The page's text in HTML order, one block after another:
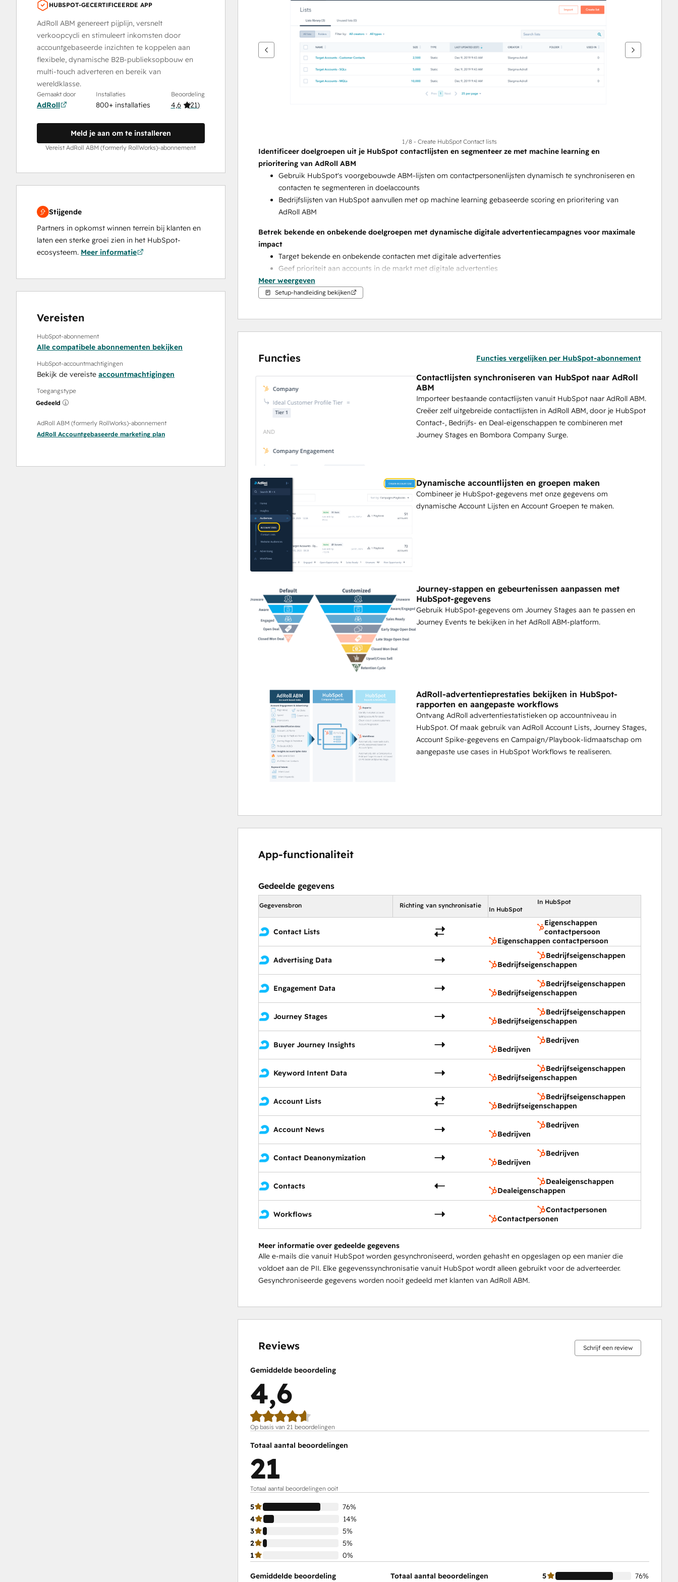
HUBSPOT-GECERTIFICEERDE APP
AdRoll ABM genereert pijplijn, versnelt
verkoopcycli en stimuleert inkomsten door
accountgebaseerde inzichten te koppelen aan
flexibele, dynamische B2B-publieksopbouw en
multi-touch adverteren en bereik van
wereldklasse.
Gemaakt door
AdRoll
Installaties
800+ installaties
Beoordeling
4,6 (21)
Meld je aan om te installeren
Vereist AdRoll ABM (formerly RollWorks)-abonnement
Stijgende
Partners in opkomst winnen terrein bij klanten en
laten een sterke groei zien in het HubSpot-
ecosysteem. Meer informatie
Vereisten
HubSpot-abonnement
Alle compatibele abonnementen bekijken
HubSpot-accountmachtigingen
Bekijk de vereiste accountmachtigingen
Toegangstype
Gedeeld
AdRoll ABM (formerly RollWorks)-abonnement
AdRoll Accountgebaseerde marketing plan
te
geven
1/8 - Create HubSpot Contact lists
Identificeer doelgroepen uit je HubSpot contactlijsten en segmenteer ze met machine learning en
prioritering van AdRoll ABM
Gebruik HubSpot's voorgebouwde ABM-lijsten om contactpersonenlijsten dynamisch te synchroniseren en
contacten te segmenteren in doelaccounts
Bedrijfslijsten van HubSpot aanvullen met op machine learning gebaseerde scoring en prioritering van
AdRoll ABM
Betrek bekende en onbekende doelgroepen met dynamische digitale advertentiecampagnes voor maximale
impact
Target bekende en onbekende contacten met digitale advertenties
Geef prioriteit aan accounts in de markt met digitale advertenties
Bekijk en meet de prestaties van advertentiecampagnes rechtstreeks binnen HubSpot
Bekijk account-level advertentie & website engagement statistieken van AdRoll ABM in HubSpot en activeer
Account engagement signalen ontdekken voor prioritering en personalisering van outreach met Sales
Bekijk Account Spike en Journey Events gegevens in HubSpot
Meer weergeven
Setup-handleiding bekijken
Functies Functies vergelijken per HubSpot-abonnement
Contactlijsten synchroniseren van HubSpot naar AdRoll
ABM
Importeer bestaande contactlijsten vanuit HubSpot naar AdRoll ABM.
Creëer zelf uitgebreide contactlijsten in AdRoll ABM, door je HubSpot
Contact-, Bedrijfs- en Deal-eigenschappen te combineren met
Journey Stages en Bombora Company Surge.
Dynamische accountlijsten en groepen maken
Combineer je HubSpot-gegevens met onze gegevens om
dynamische Account Lijsten en Account Groepen te maken.
Journey-stappen en gebeurtenissen aanpassen met
HubSpot-gegevens
Gebruik HubSpot-gegevens om Journey Stages aan te passen en
Journey Events te bekijken in het AdRoll ABM-platform.
AdRoll-advertentieprestaties bekijken in HubSpot-
rapporten en aangepaste workflows
Ontvang AdRoll advertentiestatistieken op accountniveau in
HubSpot. Of maak gebruik van AdRoll Account Lists, Journey Stages,
Account Spike-gegevens en Campaign/Playbook-lidmaatschap om
aangepaste use cases in HubSpot Workflows te realiseren.
App-functionaliteit
Gedeelde gegevens
Gegevensbron Richting van synchronisatie
In HubSpot
In HubSpot
Contact Lists
Eigenschappen
contactpersoon
Eigenschappen contactpersoon
Advertising Data
Bedrijfseigenschappen
Bedrijfseigenschappen
Engagement Data
Bedrijfseigenschappen
Bedrijfseigenschappen
Journey Stages
Bedrijfseigenschappen
Bedrijfseigenschappen
Buyer Journey Insights
Bedrijven
Bedrijven
Keyword Intent Data
Bedrijfseigenschappen
Bedrijfseigenschappen
Account Lists
Bedrijfseigenschappen
Bedrijfseigenschappen
Account News
Bedrijven
Bedrijven
Contact Deanonymization
Bedrijven
Bedrijven
Contacts
Dealeigenschappen
Dealeigenschappen
Workflows
Contactpersonen
Contactpersonen
Meer informatie over gedeelde gegevens
Alle e-mails die vanuit HubSpot worden gesynchroniseerd, worden gehasht en opgeslagen op een manier die
voldoet aan de PII. Elke gegevenssynchronisatie vanuit HubSpot wordt alleen gebruikt voor de adverteerder.
Gesynchroniseerde gegevens worden nooit gedeeld met klanten van AdRoll ABM.
Reviews Schrijf een review
Gemiddelde beoordeling
4,6
Op basis van 21 beoordelingen
Totaal aantal beoordelingen
21
Totaal aantal beoordelingen ooit
5
76%
4
14%
3
5%
2
5%
1
0%
Gemiddelde beoordeling Totaal aantal beoordelingen 5 76%